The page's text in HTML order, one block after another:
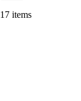
17 items